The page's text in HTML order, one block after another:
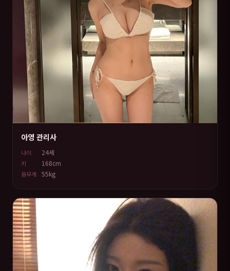
아영 관리사
나이 24세
키 168cm
몸무게 55kg